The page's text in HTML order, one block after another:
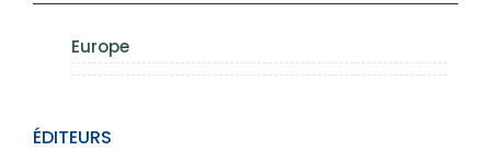
Europe
ÉDITEURS